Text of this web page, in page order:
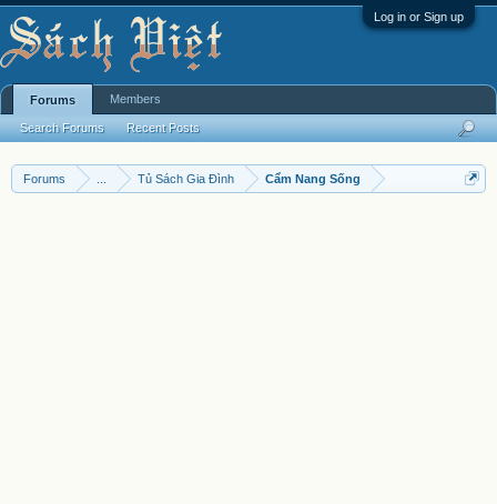
Log in or Sign up
Forums Tủ Sách Gia Đình Cẩm Nang Sống
Forums
Search Forums Recent Posts
Members